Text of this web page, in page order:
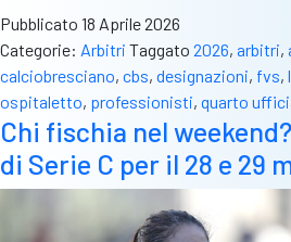
Pubblicato 18 Aprile 2026
Categorie: Arbitri Taggato 2026, arbitri,
calciobresciano, cbs, designazioni, fvs,
ospitaletto, professionisti, quarto
Chi fischia nel
di Serie C per il 28 e 29